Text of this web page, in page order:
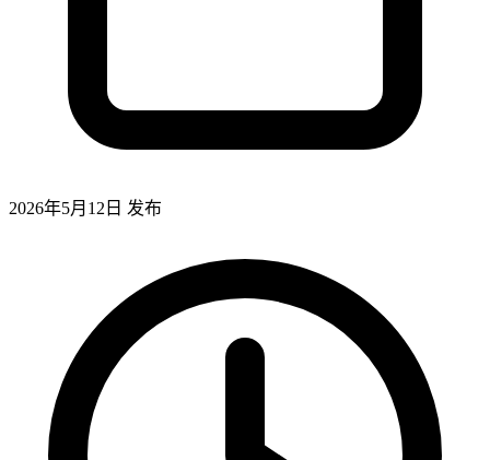
2026年5月12日 发布